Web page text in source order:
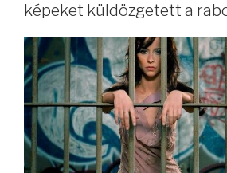
képeket küldözgetett a